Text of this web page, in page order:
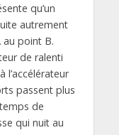
qu’un
autrement
point B.
de ralenti
l’accélérateur
passent plus
de
qui nuit au